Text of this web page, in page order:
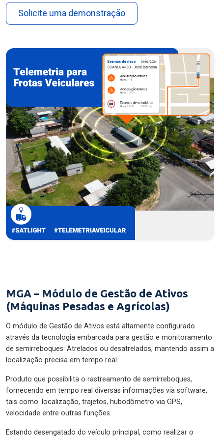
Solicite uma demonstração
MGA – Módulo de Gestão de Ativos
(Máquinas Pesadas e Agrícolas)
O módulo de Gestão de Ativos está altamente configurado
através da tecnologia embarcada para gestão e monitoramento
de semirreboques: Atrelados ou desatrelados, mantendo assim a
localização precisa em tempo real.
Produto que possibilita o rastreamento de semirreboques,
fornecendo em tempo real diversas informações via software,
tais como: localização, trajetos, hubodômetro via GPS,
velocidade entre outras funções.
Estando desengatado do veículo principal, como realizar o